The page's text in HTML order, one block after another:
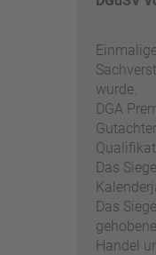
wurde.
DGA
Das
Das
Handel